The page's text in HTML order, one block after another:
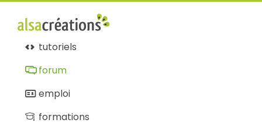
tutoriels
forum
emploi
formations